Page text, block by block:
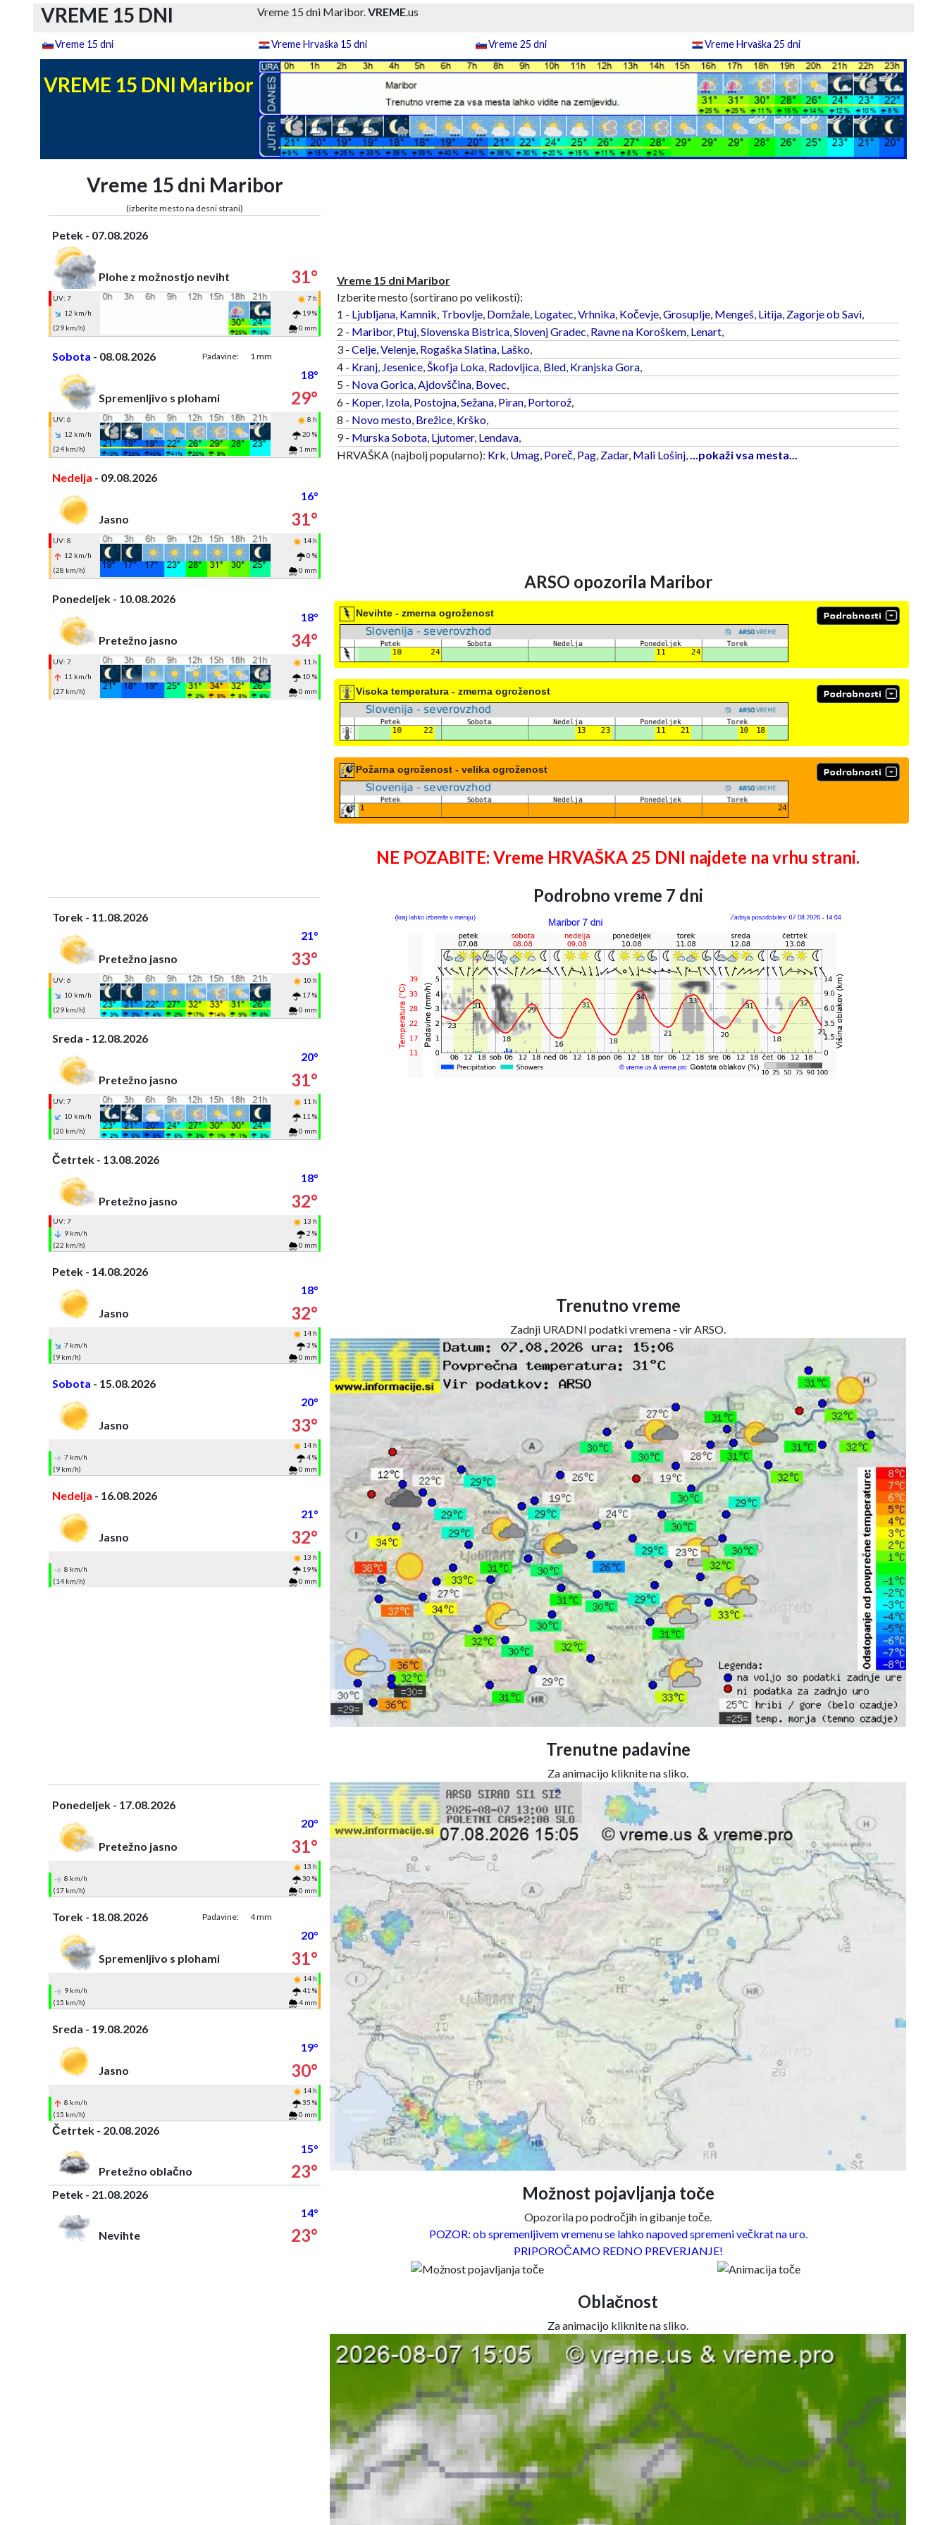
VREME 15 DNI Vreme 15 dni Maribor.VREME.us
Vreme 15 dni Vreme Hrvaška 15 dni Vreme 25 dni Vreme Hrvaška 25 dni
VREME 15 DNI Maribor
Vreme 15 dni Maribor
(izberite mesto na desni strani)
Petek - 07.08.2026
Plohe z možnostjo neviht 31°
UV: 7
7 h
12 km/h
19 %
(29 km/h)
0 mm
Sobota - 08.08.2026 Padavine: 1 mm
18°
Spremenljivo s plohami
29°
UV: 6
8 h
12 km/h
20 %
(24 km/h)
1 mm
Nedelja - 09.08.2026
16°
Jasno
31°
UV: 8
14 h
12 km/h
0 %
(28 km/h)
0 mm
Ponedeljek - 10.08.2026
18°
Pretežno jasno
34°
UV: 7
11 h
11 km/h
10 %
(27 km/h)
0 mm
Torek - 11.08.2026
21°
Pretežno jasno
33°
UV: 6
10 h
10 km/h
17 %
(29 km/h)
0 mm
Sreda - 12.08.2026
20°
Pretežno jasno
31°
UV: 7
11 h
10 km/h
11 %
(20 km/h)
0 mm
Četrtek - 13.08.2026
18°
Pretežno jasno
32°
UV: 7
13 h
9 km/h
2 %
(22 km/h)
0 mm
Petek - 14.08.2026
18°
Jasno
32°
14 h
7 km/h
3 %
(9 km/h)
0 mm
Sobota - 15.08.2026
20°
Jasno
33°
14 h
7 km/h
4 %
(9 km/h)
0 mm
Nedelja - 16.08.2026
21°
Jasno
32°
13 h
8 km/h
19 %
(14 km/h)
0 mm
Ponedeljek - 17.08.2026
20°
Pretežno jasno
31°
13 h
8 km/h
30 %
(17 km/h)
0 mm
Torek - 18.08.2026 Padavine: 4 mm
20°
Spremenljivo s plohami
31°
14 h
9 km/h
41 %
(15 km/h)
4 mm
Sreda - 19.08.2026
19°
Jasno
30°
14 h
8 km/h
35 %
(15 km/h)
0 mm
Četrtek - 20.08.2026
15°
Pretežno oblačno
23°
Petek - 21.08.2026
14°
Nevihte
23°
Vreme 15 dni Maribor
Izberite mesto (sortirano po velikosti):
1 - Ljubljana, Kamnik, Trbovlje, Domžale, Logatec,Vrhnika, Kočevje,Grosuplje, Mengeš, Litija, Zagorje ob Savi,
2 - Maribor, Ptuj,Slovenska Bistrica,Slovenj Gradec, Ravne na Koroškem, Lenart,
3 - Celje,Velenje, Rogaška Slatina, Laško,
4 - Kranj, Jesenice,Škofja Loka, Radovljica, Bled, Kranjska Gora,
5 - Nova Gorica,Ajdovščina, Bovec,
6 - Koper, Izola, Postojna,Sežana, Piran, Portorož,
8 - Novo mesto, Brežice, Krško,
9 - Murska Sobota, Ljutomer, Lendava,
HRVAŠKA (najbolj popularno): Krk, Umag, Poreč, Pag, Zadar, Mali Lošinj,...pokaži vsa mesta...
ARSO opozorila Maribor
Nevihte - zmerna ogroženost
Visoka temperatura - zmerna ogroženost
Požarna ogroženost - velika ogroženost
NE POZABITE: Vreme HRVAŠKA 25 DNI najdete na vrhu strani.
Podrobno vreme 7 dni
Trenutno vreme
Zadnji URADNI podatki vremena - vir ARSO.
Trenutne padavine
Za animacijo kliknite na sliko.
Možnost pojavljanja toče
Opozorila po področjih in gibanje toče.
POZOR: ob spremenljivem vremenu se lahko napoved spremeni večkrat na uro.
PRIPOROČAMO REDNO PREVERJANJE!
Oblačnost
Za animacijo kliknite na sliko.